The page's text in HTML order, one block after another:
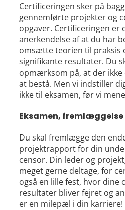
Certificeringen sker på
gennemførte projekter og
opgaver. Certificeringen er
anerkendelse af at du har
omsætte teorien til praksis
signifikante resultater. Du
opmærksom på, at der
at bestå. Men vi indstiller
ikke til eksamen, før vi
Eksamen,
Du skal fremlægge den
projektrapport for din
censor. Din leder og
meget gerne deltage, for
også en lille fest, hvor dine
resultater bliver fejret og
er en milepæl i din karriere!